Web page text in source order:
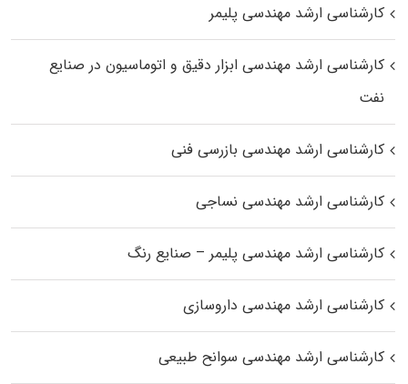
کارشناسی ارشد مهندسی پلیمر
کارشناسی ارشد مهندسی ابزار دقیق و اتوماسیون در صنایع
نفت
کارشناسی ارشد مهندسی بازرسی فنی
کارشناسی ارشد مهندسی نساجی
کارشناسی ارشد مهندسی پلیمر – صنایع رنگ
کارشناسی ارشد مهندسی داروسازی
کارشناسی ارشد مهندسی سوانح طبیعی